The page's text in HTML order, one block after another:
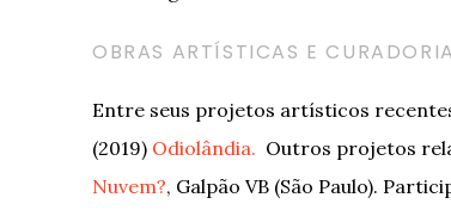
OBRAS ARTÍSTICAS E
Entre seus projetos artísticos
(2019) Odiolândia. Outros projetos
Nuvem?, Galpão VB (São Paulo).